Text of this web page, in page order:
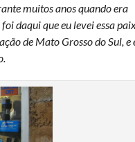
muitos anos quando era
daqui que eu levei essa
de Mato Grosso do Sul, e